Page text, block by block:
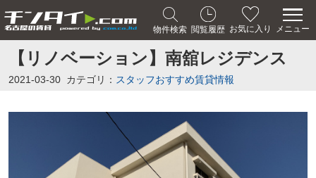
物件検索 閲覧履歴 お気に入り メニュー
【リノベーション】南舘レジデンス
2021-03-30 カテゴリ： スタッフおすすめ賃貸情報